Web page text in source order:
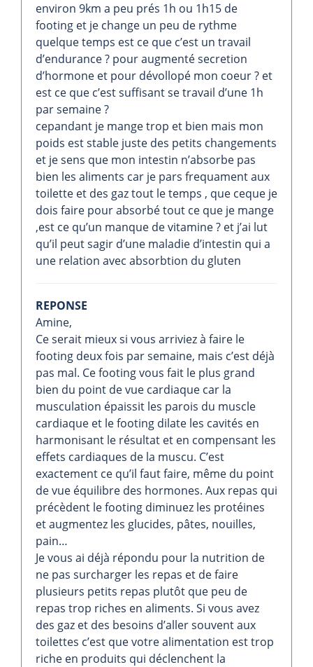
environ 9km a peu prés 1h ou 1h15 de
footing et je change un peu de rythme
quelque temps est ce que c’est un travail
d’endurance ? pour augmenté secretion
d’hormone et pour dévollopé mon coeur ? et
est ce que c’est suffisant se travail d’une 1h
par semaine ?
cepandant je mange trop et bien mais mon
poids est stable juste des petits changements
et je sens que mon intestin n’absorbe pas
bien les aliments car je pars frequament aux
toilette et des gaz tout le temps , que ceque je
dois faire pour absorbé tout ce que je mange
,est ce qu’un manque de vitamine ? et j’ai lut
qu’il peut sagir d’une maladie d’intestin qui a
une relation avec absorbtion du gluten
REPONSE
Amine,
Ce serait mieux si vous arriviez à faire le
footing deux fois par semaine, mais c’est déjà
pas mal. Ce footing vous fait le plus grand
bien du point de vue cardiaque car la
musculation épaissit les parois du muscle
cardiaque et le footing dilate les cavités en
harmonisant le résultat et en compensant les
effets cardiaques de la muscu. C’est
exactement ce qu’il faut faire, même du point
de vue équilibre des hormones. Aux repas qui
précèdent le footing diminuez les protéines
et augmentez les glucides, pâtes, nouilles,
pain…
Je vous ai déjà répondu pour la nutrition de
ne pas surcharger les repas et de faire
plusieurs petits repas plutôt que peu de
repas trop riches en aliments. Si vous avez
des gaz et des besoins d’aller souvent aux
toilettes c’est que votre alimentation est trop
riche en produits qui déclenchent la